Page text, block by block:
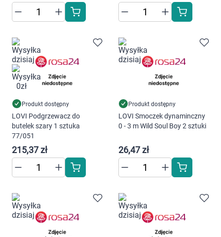
Korzystamy z plików cookies w celu
dostosowania zawartości serwisu do Twoich
preferencji. Więcej informacji znajdziesz w
naszej
polityce prywatności. Możesz określić
warunki przechowywania lub dostępu do
cookies poprzez kliknięcie przycisku
ustawienia wszystkich cookies klikając
AKCEPTUJĘ WSZYSTKIE
Produkt dostępny
LOVI Podgrzewacz do
butelek szary 1 sztuka
77/051
215,37 zł
Produkt dostępny
LOVI Smoczek dynaminczny
0 - 3 m Wild Soul Boy 2 sztuki
26,47 zł